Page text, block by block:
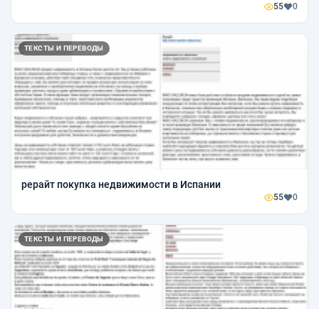
55 0
ТЕКСТЫ И ПЕРЕВОДЫ
рерайт покупка недвижимости в Испании
55 0
ТЕКСТЫ И ПЕРЕВОДЫ